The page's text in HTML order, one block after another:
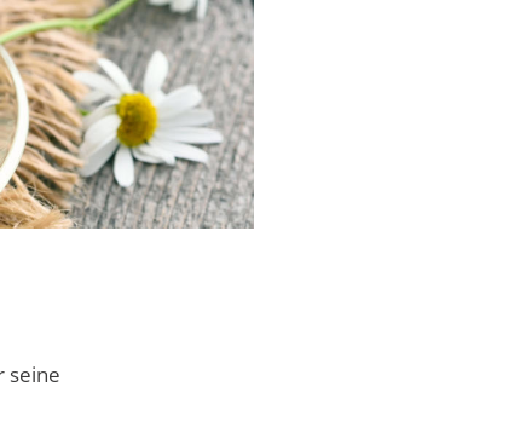
seine